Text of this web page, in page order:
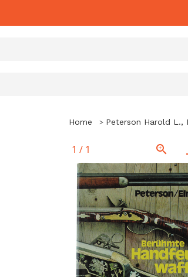
Home Peterson Harold L.,
1 / 1